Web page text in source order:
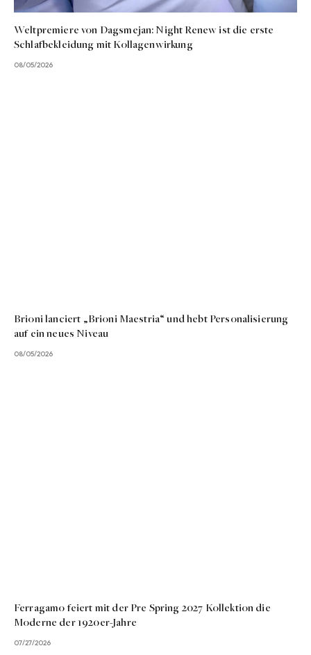
Weltpremiere von Dagsmejan: Night Renew ist die erste
Schlafbekleidung mit Kollagenwirkung
08/05/2026
Brioni lanciert „Brioni Maestria“ und hebt Personalisierung
auf ein neues Niveau
08/05/2026
Ferragamo feiert mit der Pre Spring 2027 Kollektion die
Moderne der 1920er-Jahre
07/27/2026